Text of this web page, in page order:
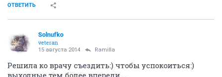
ОТВЕТИТЬ
Solnufko
veteran
15 августа 2014 Ramilla
Решила ко врачу съездить:) чтобы успокоиться:)
выходные тем более впереди. ..